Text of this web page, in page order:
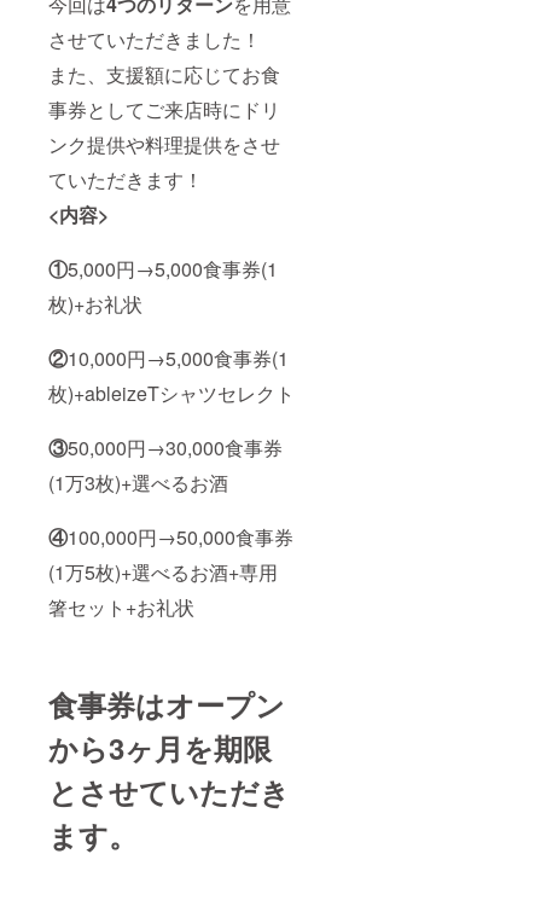
させていただきました！
また、支援額に応じてお食
事券としてご来店時にドリ
ンク提供や料理提供をさせ
ていただきます！
<内容>
①5,000円→5,000食事券(1
枚)+お礼状
②10,000円→5,000食事券(1
枚)+ableizeTシャツセレクト
③50,000円→30,000食事券
(1万3枚)+選べるお酒
④100,000円→50,000食事券
(1万5枚)+選べるお酒+専用
箸セット+お礼状
食事券はオープン
から3ヶ月を期限
とさせていただき
ます。